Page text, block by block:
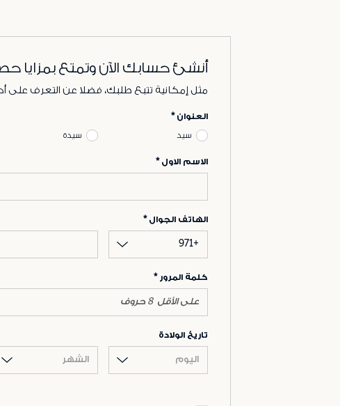
أنشئ حسابك الآن وتمتع بمزايا
مثل إمكانية تتبع طلبك، فضلا عن التعرف على
العنوان
سيد سيدة
الاسم الاول
الهاتف الجوال
+971
كلمة المرور
تاريخ الولادة
اليوم الشهر